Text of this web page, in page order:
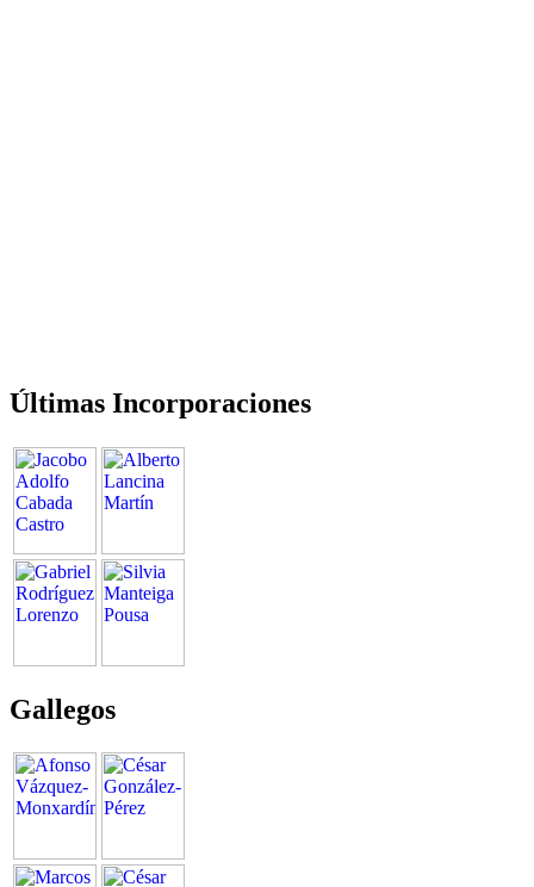
Últimas Incorporaciones
Gallegos